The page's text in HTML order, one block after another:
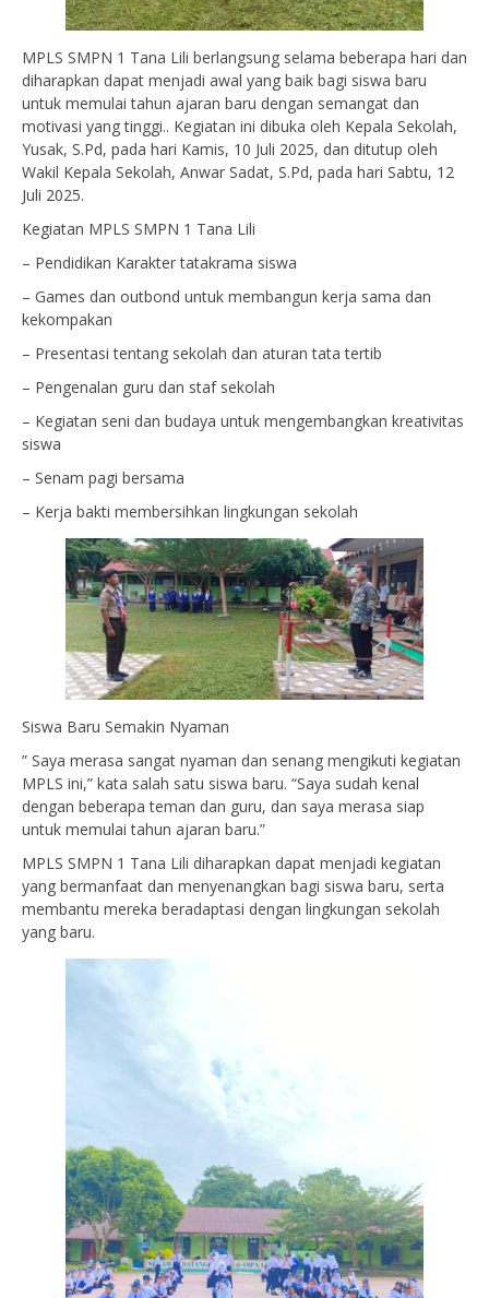
MPLS SMPN 1 Tana Lili berlangsung selama beberapa hari dan
diharapkan dapat menjadi awal yang baik bagi siswa baru
untuk memulai tahun ajaran baru dengan semangat dan
motivasi yang tinggi.. Kegiatan ini dibuka oleh Kepala Sekolah,
Yusak, S.Pd, pada hari Kamis, 10 Juli 2025, dan ditutup oleh
Wakil Kepala Sekolah, Anwar Sadat, S.Pd, pada hari Sabtu, 12
Juli 2025.
Kegiatan MPLS SMPN 1 Tana Lili
– Pendidikan Karakter tatakrama siswa
– Games dan outbond untuk membangun kerja sama dan
kekompakan
– Presentasi tentang sekolah dan aturan tata tertib
– Pengenalan guru dan staf sekolah
– Kegiatan seni dan budaya untuk mengembangkan kreativitas
siswa
– Senam pagi bersama
– Kerja bakti membersihkan lingkungan sekolah
Siswa Baru Semakin Nyaman
” Saya merasa sangat nyaman dan senang mengikuti kegiatan
MPLS ini,” kata salah satu siswa baru. “Saya sudah kenal
dengan beberapa teman dan guru, dan saya merasa siap
untuk memulai tahun ajaran baru.”
MPLS SMPN 1 Tana Lili diharapkan dapat menjadi kegiatan
yang bermanfaat dan menyenangkan bagi siswa baru, serta
membantu mereka beradaptasi dengan lingkungan sekolah
yang baru.